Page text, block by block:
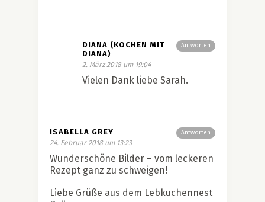
Antworten
DIANA (KOCHEN MIT
DIANA)
2. März 2018 um 19:04
Vielen Dank liebe Sarah.
Antworten
ISABELLA GREY
24. Februar 2018 um 13:23
Wunderschöne Bilder – vom leckeren
Rezept ganz zu schweigen!
Liebe Grüße aus dem Lebkuchennest